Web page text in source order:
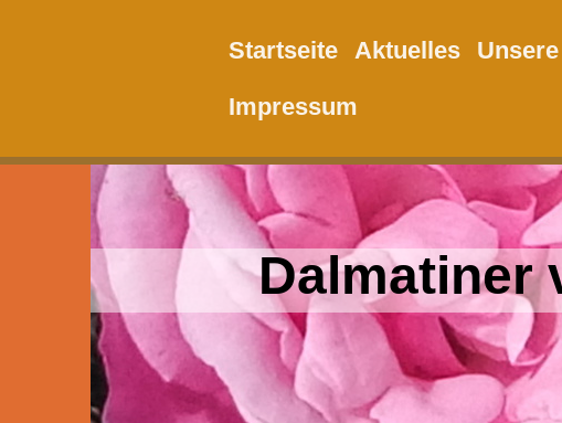
Startseite Aktuelles
Impressum
Dalmatiner